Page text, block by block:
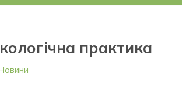
практика